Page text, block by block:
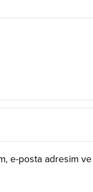
e-posta adresim